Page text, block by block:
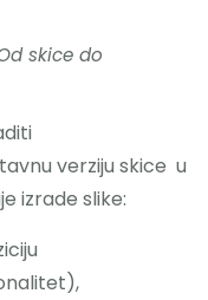
skice do
verziju skice u
izrade slike: